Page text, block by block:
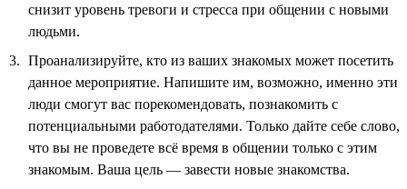
снизит уровень тревоги и стресса при общении с новыми
людьми.
Проанализируйте, кто из ваших знакомых может посетить
данное мероприятие. Напишите им, возможно, именно эти
люди смогут вас порекомендовать, познакомить с
потенциальными работодателями. Только дайте себе слово,
что вы не проведете всё время в общении только с этим
знакомым. Ваша цель — завести новые знакомства.